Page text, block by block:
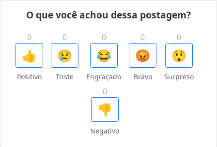
O que você achou dessa postagem?
0
👍
Positivo
0
😢
Triste
0
😂
Engraçado
0
😡
Bravo
0
😲
Surpreso
0
👎
Negativo